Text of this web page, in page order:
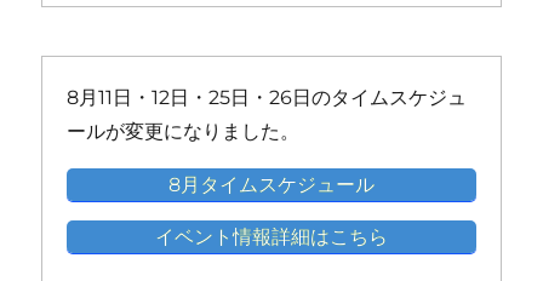
ン
ン
ン
ン
ン
ン
ト)
ト)
ト)
ト)
ト)
8月11日・12日・25日・26日のタイムスケジュ
ールが変更になりました。
8月タイムスケジュール
イベント情報詳細はこちら